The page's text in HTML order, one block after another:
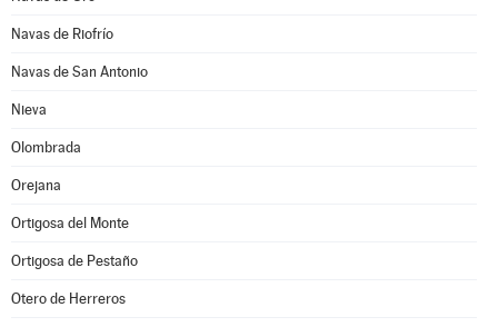
Navas de Riofrío
Navas de San Antonio
Nieva
Olombrada
Orejana
Ortigosa del Monte
Ortigosa de Pestaño
Otero de Herreros